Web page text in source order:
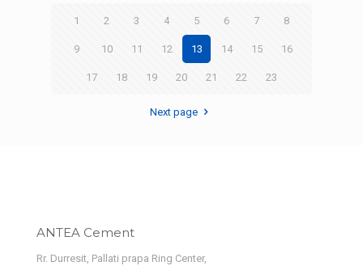
1 2 3 4 5 6 7 8
9 10 11 12 13 14 15 16
17 18 19 20 21 22 23
Next page
ANTEA Cement
Rr. Durresit, Pallati prapa Ring Center,